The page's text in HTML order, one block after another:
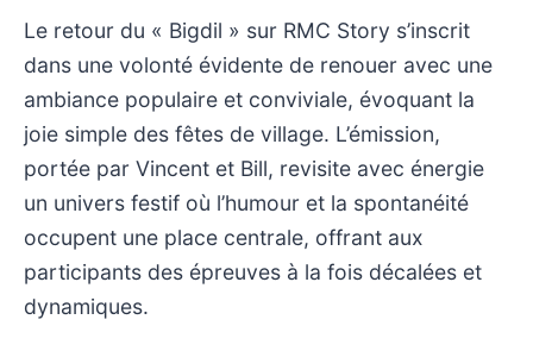
Le retour du « Bigdil » sur RMC Story s’inscrit
dans une volonté évidente de renouer avec une
ambiance populaire et conviviale, évoquant la
joie simple des fêtes de village. L’émission,
portée par Vincent et Bill, revisite avec énergie
un univers festif où l’humour et la spontanéité
occupent une place centrale, offrant aux
participants des épreuves à la fois décalées et
dynamiques.